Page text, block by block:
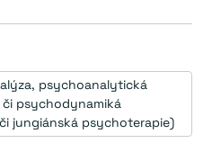
psychoanalytická
psychodynamiká
jungiánská psychoterapie)